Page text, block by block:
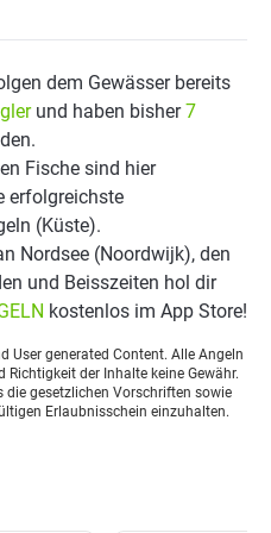
dem Gewässer bereits
und haben bisher7
Fische sind hier
erfolgreichste
(Küste).
Nordsee (Noordwijk), den
und Beisszeiten hol dir
kostenlos im App Store!
User generated Content. Alle Angeln
der Inhalte keine Gewähr.
die gesetzlichen Vorschriften sowie
Erlaubnisschein einzuhalten.